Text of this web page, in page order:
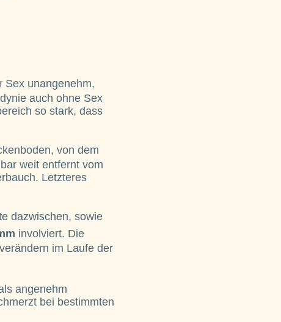
Sex unangenehm,
auch ohne Sex
so stark, dass
von dem
weit entfernt vom
Letzteres
dazwischen, sowie
involviert. Die
im Laufe der
angenehm
bei bestimmten